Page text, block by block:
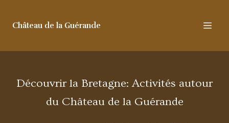
Château de la Guérande
Découvrir la Bretagne: Activités autour
du Château de la Guérande